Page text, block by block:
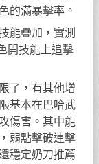
的滿暴擊率。
能疊加，實測
開技能上追擊
了，有其他增
基本在巴哈武
傷害。其中能
弱點擊破連擊
穩定奶刀推薦